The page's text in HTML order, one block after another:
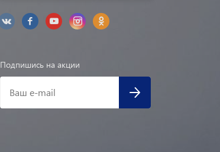
Подпишись на акции
Ваш e-mail